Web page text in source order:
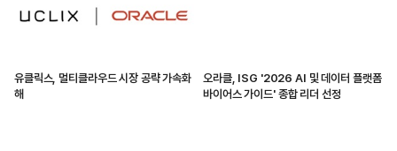
유클릭스, 멀티클라우드 시장 공략 가속화
해
오라클, ISG '2026 AI 및 데이터 플랫폼
바이어스 가이드' 종합 리더 선정